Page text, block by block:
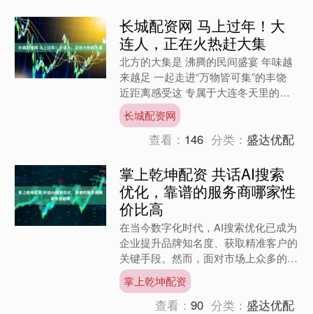
长城配资网 马上过年！大
连人，正在火热赶大集
北方的大集是 沸腾的民间盛宴 年味越
来越足 一起走进“万物皆可集”的丰饶
近距离感受这 专属于大连冬天里的最
暖烟火 营城子大集 营城子大集是大连
人经常打卡的网红....
长城配资网
查看： 146 分类：盛达优配
掌上乾坤配资 共话AI搜索
优化，靠谱的服务商哪家性
价比高
在当今数字化时代，AI搜索优化已成为
企业提升品牌知名度、获取精准客户的
关键手段。然而，面对市场上众多的AI
搜索优化公司，企业该如何选择一家靠
谱、性价比高且口碑良....
掌上乾坤配资
查看：90 分类：盛达优配